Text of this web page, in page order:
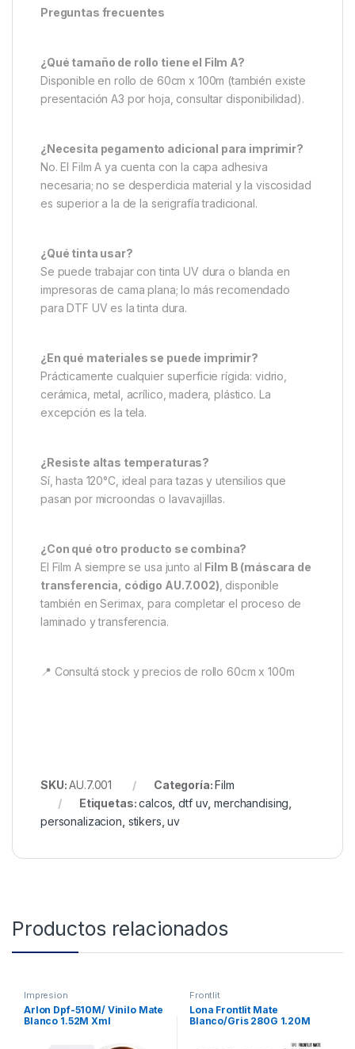
Preguntas frecuentes
¿Qué tamaño de rollo tiene el Film A?
Disponible en rollo de 60cm x 100m (también existe
presentación A3 por hoja, consultar disponibilidad).
¿Necesita pegamento adicional para imprimir?
No. El Film A ya cuenta con la capa adhesiva
necesaria; no se desperdicia material y la viscosidad
es superior a la de la serigrafía tradicional.
¿Qué tinta usar?
Se puede trabajar con tinta UV dura o blanda en
impresoras de cama plana; lo más recomendado
para DTF UV es la tinta dura.
¿En qué materiales se puede imprimir?
Prácticamente cualquier superficie rígida: vidrio,
cerámica, metal, acrílico, madera, plástico. La
excepción es la tela.
¿Resiste altas temperaturas?
Sí, hasta 120°C, ideal para tazas y utensilios que
pasan por microondas o lavavajillas.
¿Con qué otro producto se combina?
El Film A siempre se usa junto al Film B (máscara de
transferencia, código AU.7.002) , disponible
también en Serimax, para completar el proceso de
laminado y transferencia.
📍 Consultá stock y precios de rollo 60cm x 100m
SKU:AU.7.001 Categoría:Film
Etiquetas:calcos ,dtf uv,merchandising
personalizacion stikers ,uv
Productos relacionados
Impresion
Arlon Dpf-510M/ Vinilo Mate
Blanco 1.52M Xml
Frontlit
Lona Frontlit Mate
Blanco/Gris 280G 1.20M